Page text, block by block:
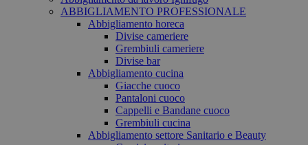
ABBIGLIAMENTO PROFESSIONALE
Abbigliamento horeca
Divise cameriere
Grembiuli cameriere
Divise bar
Abbigliamento cucina
Giacche cuoco
Pantaloni cuoco
Cappelli e Bandane cuoco
Grembiuli cucina
Abbigliamento settore Sanitario e Beauty